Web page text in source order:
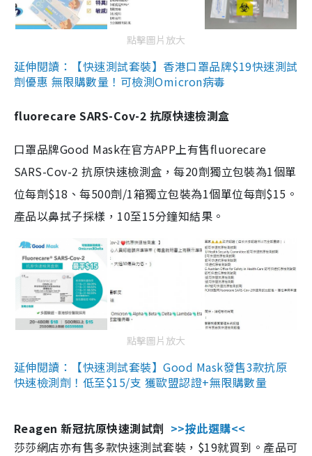
點擊圖片放大
延伸閱讀：【快速測試套裝】香港口罩品牌$19快速測試
劑優惠 無限購數量！可檢測Omicron病毒
fluorecare SARS-Cov-2 抗原快速檢測盒
口罩品牌Good Mask在官方APP上有售fluorecare
SARS-Cov-2 抗原快速檢測盒，每20劑獨立包裝為1個單
位每劑$18、每500劑/1箱獨立包裝為1個單位每劑$15。
產品以鼻拭子採樣，10至15分鐘知結果。
點擊圖片放大
延伸閱讀：【快速測試套裝】Good Mask發售3款抗原
快速檢測劑！低至$15/支 獲歐盟認證+無限購數量
Reagen 新冠抗原快速測試劑 >>按此選購<<
莎莎網店亦有售多款快速測試套裝，$19就買到。產品可